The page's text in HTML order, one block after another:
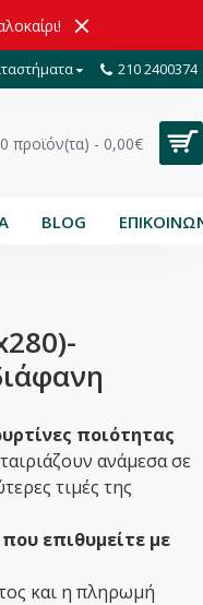
210 2400374
0 προϊόν(τα) - 0,00€
BLOG
ποιότητας
ανάμεσα σε
τιμές της
επιθυμείτε με
και η πληρωμή